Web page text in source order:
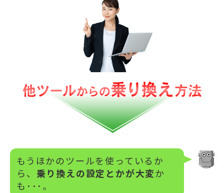
もうほかのツールを使っているか
ら、 乗り換えの設定とかが大変か
も･･･。